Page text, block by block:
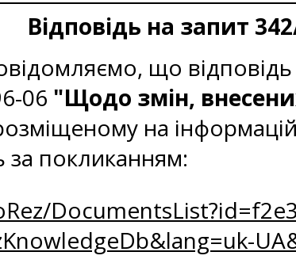
Відповідь на запит
що відповідь
06 "Щодо змін,
на
за покликанням: